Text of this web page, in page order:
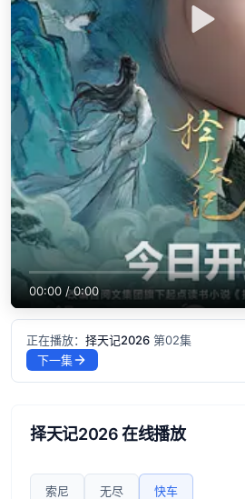
00:00 /0:00
正在播放： 择天记2026 第02集
下一集
择天记2026 在线播放
索尼 无尽 快车